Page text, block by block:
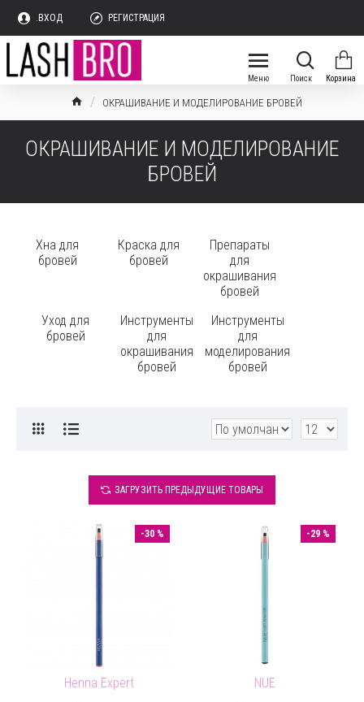
.ВХОД РЕГИСТРАЦИЯ
ОКРАШИВАНИЕ И МОДЕЛИРОВАНИЕ БРОВЕЙ
ОКРАШИВАНИЕ И МОДЕЛИРОВАНИЕ
БРОВЕЙ
Хна для
бровей
Краска для
бровей
Препараты
для
окрашивания
бровей
Уход для
бровей
Инструменты
для
окрашивания
бровей
Инструменты
для
моделирования
бровей
ЗАГРУЗИТЬ ПРЕДЫДУЩИЕ ТОВАРЫ
-30 %
Henna Expert
-29 %
NUE